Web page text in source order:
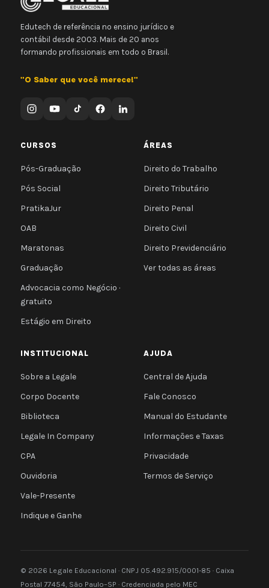
Edutech de referência no ensino jurídico e
contábil desde 2003. Mais de 20 anos
formando profissionais em todo o Brasil.
"O Saber que você merece!"
CURSOS
Pós-Graduação
Pós Social
PratikaJur
OAB
Maratonas
Graduação
Advocacia como Negócio ·
gratuito
Estágio em Direito
ÁREAS
Direito do Trabalho
Direito Tributário
Direito Penal
Direito Civil
Direito Previdenciário
Ver todas as áreas
INSTITUCIONAL
Sobre a Legale
Corpo Docente
Biblioteca
Legale In Company
CPA
Ouvidoria
Vale-Presente
Indique e Ganhe
AJUDA
Central de Ajuda
Fale Conosco
Manual do Estudante
Informações e Taxas
Privacidade
Termos de Serviço
© 2026 Legale Educacional · CNPJ 05.492.915/0001-85 · Caixa
Postal 77454, São Paulo–SP · Credenciada pelo MEC